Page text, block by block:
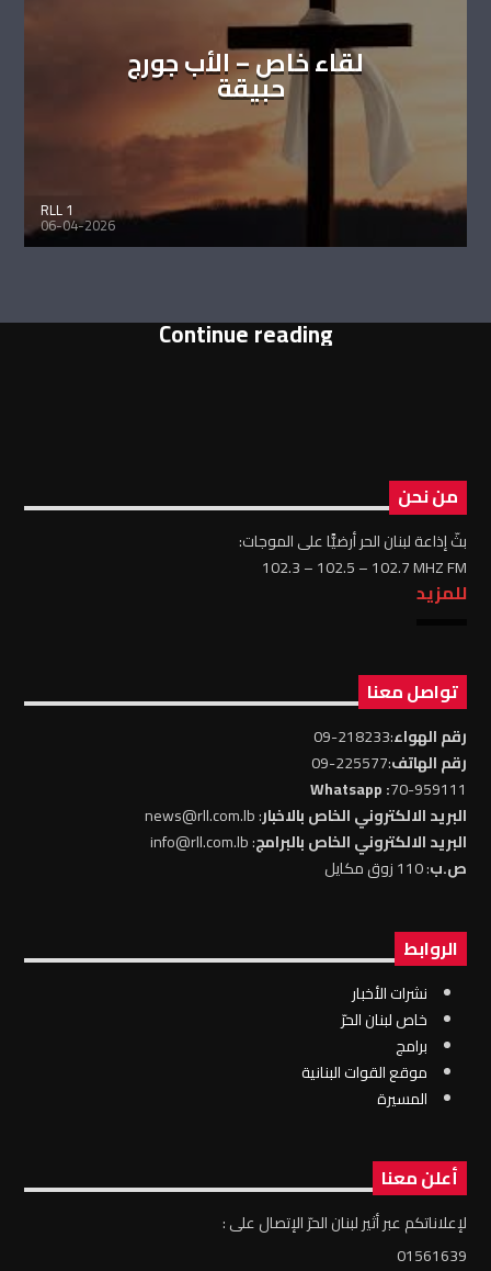
لقاء خاص – الأب جورج
حبيقة
RLL 1
06-04-2026
Continue reading
من نحن
بثّ إذاعة لبنان الحر أرضيًّا على الموجات:
102.3 – 102.5 – 102.7 MHZ FM
للمزيد
تواصل معنا
رقم الهواء:218233-09
رقم الهاتف:225577-09
70-959111
: Whatsapp
البريد الالكتروني الخاص بالاخبار: news@rll.com.lb
البريد الالكتروني الخاص بالبرامج: info@rll.com.lb
ص.ب: 110 زوق مكايل
الروابط
نشرات الأخبار
خاص لبنان الحرّ
برامج
موقع القوات البنانية
المسيرة
أعلن معنا
لإعلاناتكم عبر أثير لبنان الحرّ الإتصال على :
01561639